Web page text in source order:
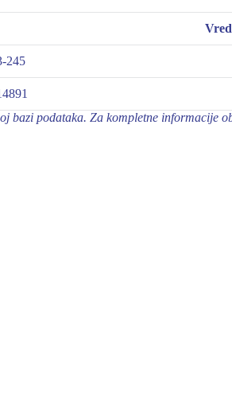
245
bazi podataka. Za kompletne informacije